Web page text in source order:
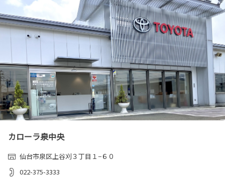
カローラ泉中央
仙台市泉区上谷刈３丁目１−６０
022-375-3333